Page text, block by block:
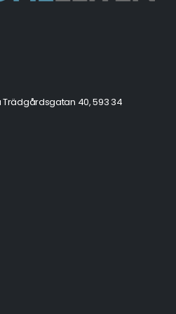
Trädgårdsgatan 40, 593 34